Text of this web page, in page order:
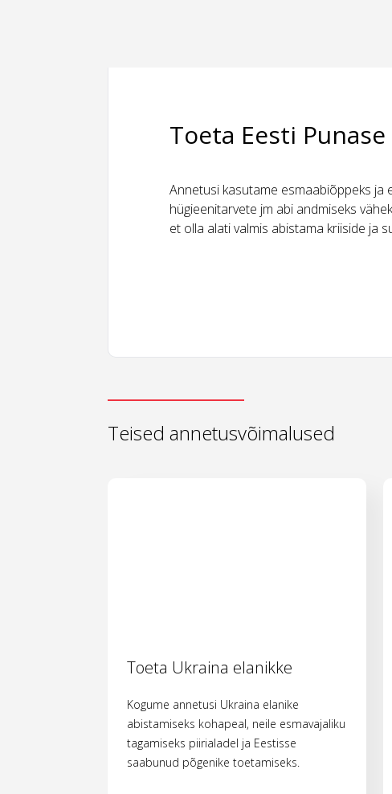
Toeta Eesti
Annetusi kasutame esmaabiõppeks ja
hügieenitarvete jm abi andmiseks
et olla alati valmis abistama kriiside ja
Teised annetusvõimalused
Toeta Ukraina elanikke
Kogume annetusi Ukraina elanike
abistamiseks kohapeal, neile esmavajaliku
tagamiseks piirialadel ja Eestisse
saabunud põgenike toetamiseks.